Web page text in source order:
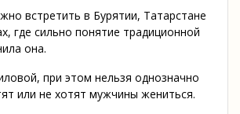
встретить в Бурятии, Татарстане
где сильно понятие традиционной
она.
при этом нельзя однозначно
или не хотят мужчины жениться.